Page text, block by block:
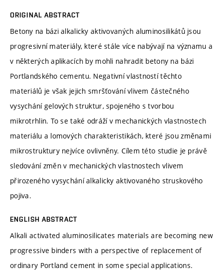
ORIGINAL ABSTRACT
Betony na bázi alkalicky aktivovaných aluminosilikátů jsou
progresivní materiály, které stále více nabývají na významu a
v některých aplikacích by mohli nahradit betony na bázi
Portlandského cementu. Negativní vlastností těchto
materiálů je však jejich smršťování vlivem částečného
vysychání gelových struktur, spojeného s tvorbou
mikrotrhlin. To se také odráží v mechanických vlastnostech
materiálu a lomových charakteristikách, které jsou změnami
mikrostruktury nejvíce ovlivněny. Cílem této studie je právě
sledování změn v mechanických vlastnostech vlivem
přirozeného vysychání alkalicky aktivovaného struskového
pojiva.
ENGLISH ABSTRACT
Alkali activated aluminosilicates materials are becoming new
progressive binders with a perspective of replacement of
ordinary Portland cement in some special applications.